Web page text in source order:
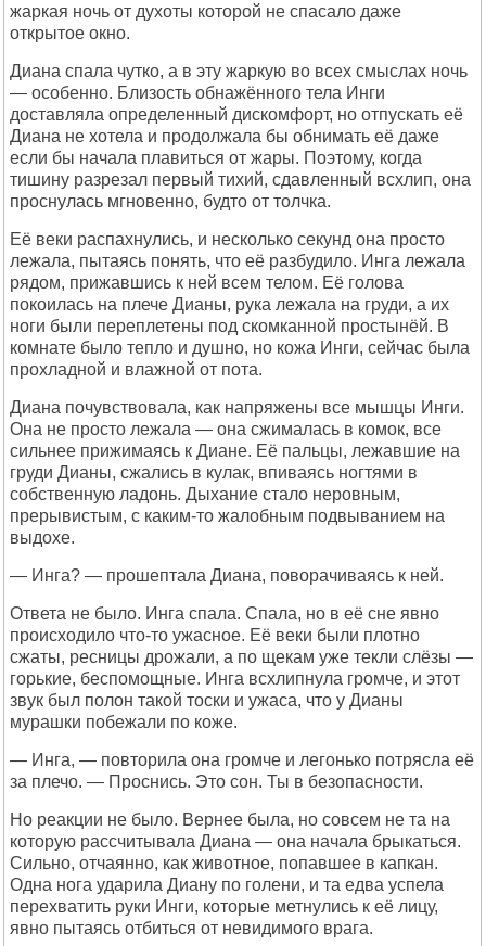
жаркая ночь от духоты которой не спасало даже
открытое окно.
Диана спала чутко, а в эту жаркую во всех смыслах ночь
— особенно. Близость обнажённого тела Инги
доставляла определенный дискомфорт, но отпускать её
Диана не хотела и продолжала бы обнимать её даже
если бы начала плавиться от жары. Поэтому, когда
тишину разрезал первый тихий, сдавленный всхлип, она
проснулась мгновенно, будто от толчка.
Её веки распахнулись, и несколько секунд она просто
лежала, пытаясь понять, что её разбудило. Инга лежала
рядом, прижавшись к ней всем телом. Её голова
покоилась на плече Дианы, рука лежала на груди, а их
ноги были переплетены под скомканной простынёй. В
комнате было тепло и душно, но кожа Инги, сейчас была
прохладной и влажной от пота.
Диана почувствовала, как напряжены все мышцы Инги.
Она не просто лежала — она сжималась в комок, все
сильнее прижимаясь к Диане. Её пальцы, лежавшие на
груди Дианы, сжались в кулак, впиваясь ногтями в
собственную ладонь. Дыхание стало неровным,
прерывистым, с каким-то жалобным подвыванием на
выдохе.
— Инга? — прошептала Диана, поворачиваясь к ней.
Ответа не было. Инга спала. Спала, но в её сне явно
происходило что-то ужасное. Её веки были плотно
сжаты, ресницы дрожали, а по щекам уже текли слёзы —
горькие, беспомощные. Инга всхлипнула громче, и этот
звук был полон такой тоски и ужаса, что у Дианы
мурашки побежали по коже.
— Инга, — повторила она громче и легонько потрясла её
за плечо. — Проснись. Это сон. Ты в безопасности.
Но реакции не было. Вернее была, но совсем не та на
которую рассчитывала Диана — она начала брыкаться.
Сильно, отчаянно, как животное, попавшее в капкан.
Одна нога ударила Диану по голени, и та едва успела
перехватить руки Инги, которые метнулись к её лицу,
явно пытаясь отбиться от невидимого врага.